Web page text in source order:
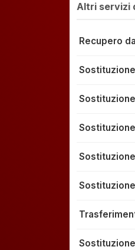
Altri servizi
Recupero